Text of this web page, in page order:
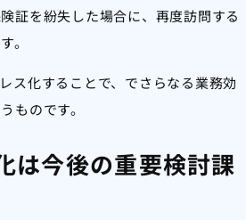
証を紛失した場合に、再度訪問する
。
ス化することで、でさらなる業務効
ものです。
は今後の重要検討課